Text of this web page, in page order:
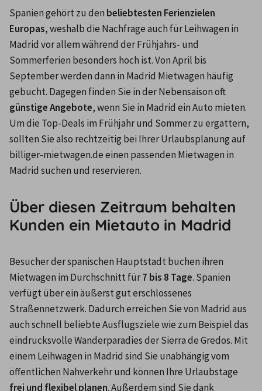
Spanien gehört zu den beliebtesten Ferienzielen
Europas, weshalb die Nachfrage auch für Leihwagen in
Madrid vor allem während der Frühjahrs- und
Sommerferien besonders hoch ist. Von April bis
September werden dann in Madrid Mietwagen häufig
günstige Angebote, wenn Sie in Madrid ein Auto mieten.
Um die Top-Deals im Frühjahr und Sommer zu ergattern,
sollten Sie also rechtzeitig bei Ihrer Urlaubsplanung auf
billiger-mietwagen.de einen passenden Mietwagen in
Madrid suchen und reservieren.
Über diesen Zeitraum behalten
Kunden ein Mietauto in Madrid
Besucher der spanischen Hauptstadt buchen ihren
Mietwagen im Durchschnitt für 7 bis 8 Tage. Spanien
verfügt über ein äußerst gut erschlossenes
Straßennetzwerk. Dadurch erreichen Sie von Madrid aus
auch schnell beliebte Ausflugsziele wie zum Beispiel das
eindrucksvolle Wanderparadies der Sierra de Gredos. Mit
einem Leihwagen in Madrid sind Sie unabhängig vom
frei und flexibel planen. Außerdem sind Sie dank